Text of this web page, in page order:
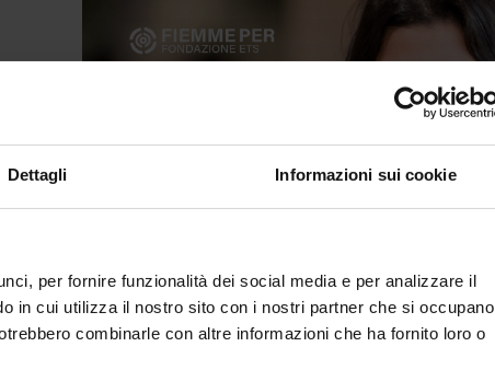
Dettagli Informazioni sui cookie
per fornire funzionalità dei social media e per analizzare il
in cui utilizza il nostro sito con i nostri partner che si occupano
combinarle con altre informazioni che ha fornito loro o